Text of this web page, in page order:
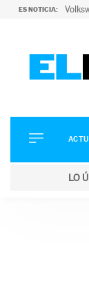
ES NOTICIA:
ELÉCTRICOS
CONDUCIR
LO